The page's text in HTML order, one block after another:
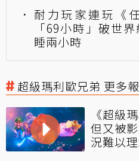
耐力玩家連玩《
「69小時」破世
睡兩小時
超級瑪利歐兄弟 更多
《超級
但又被
況難以